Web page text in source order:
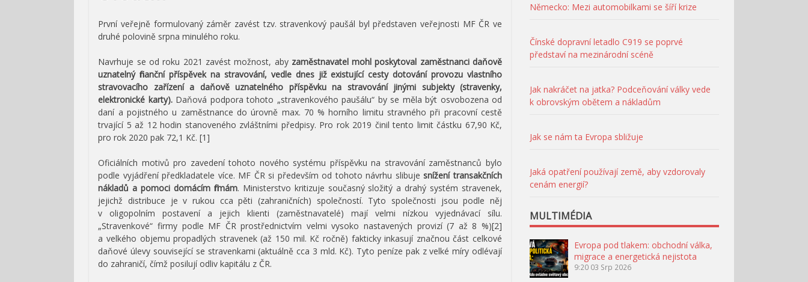
První veřejně formulovaný záměr zavést tzv. stravenkový paušál byl představen veřejnosti MF ČR ve
druhé polovině srpna minulého roku.
Navrhuje se od roku 2021 zavést možnost, aby zaměstnavatel mohl poskytoval zaměstnanci daňově
uznatelný finanční příspěvek na stravování, vedle dnes již existující cesty dotování provozu vlastního
stravovacího zařízení a daňově uznatelného příspěvku na stravování jinými subjekty (stravenky,
elektronické karty).Daňová podpora tohoto „stravenkového paušálu“ by se měla být osvobozena od
daní a pojistného u zaměstnance do úrovně max. 70 % horního limitu stravného při pracovní cestě
trvající 5 až 12 hodin stanoveného zvláštními předpisy. Pro rok 2019 činil tento limit částku 67,90 Kč,
pro rok 2020 pak 72,1 Kč. [1]
Oficiálních motivů pro zavedení tohoto nového systému příspěvku na stravování zaměstnanců bylo
podle vyjádření předkladatele více. MF ČR si především od tohoto návrhu slibujesnížení transakčních
nákladů a pomoci domácím firmám. Ministerstvo kritizuje současný složitý a drahý systém stravenek,
jejichž distribuce je v rukou cca pěti (zahraničních) společností. Tyto společnosti jsou podle něj
v oligopolním postavení a jejich klienti (zaměstnavatelé) mají velmi nízkou vyjednávací sílu.
„Stravenkové“ firmy podle MF ČR prostřednictvím velmi vysoko nastavených provizí (7 až 8 %)[2]
a velkého objemu propadlých stravenek (až 150 mil. Kč ročně) fakticky inkasují značnou část celkové
daňové úlevy související se stravenkami (aktuálně cca 3 mld. Kč). Tyto peníze pak z velké míry odlévají
do zahraničí, čímž posilují odliv kapitálu z ČR.
Německo: Mezi automobilkami se šíří krize
Čínské dopravní letadlo C919 se poprvé
představí na mezinárodní scéně
Jak nakráčet na jatka? Podceňování války vede
k obrovským obětem a nákladům
Jak se nám ta Evropa sbližuje
Jaká opatření používají země, aby vzdorovaly
cenám energií?
MULTIMÉDIA
Evropa pod tlakem: obchodní válka,
migrace a energetická nejistota
9:20 03 Srp 2026